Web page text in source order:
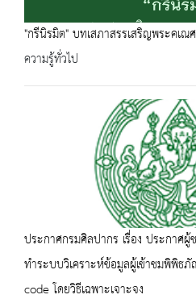
"กรีนิรมิต" บทเสภาสรรเสริญพระคเ
ความรู้ทั่วไป
ประกาศกรมศิลปากร เรื่อง ประกาศผู้
ทำระบบวิเคราะห์ข้อมูลผู้เข้าชมพิพิธ
code โดยวิธีเฉพาะเจาะจง